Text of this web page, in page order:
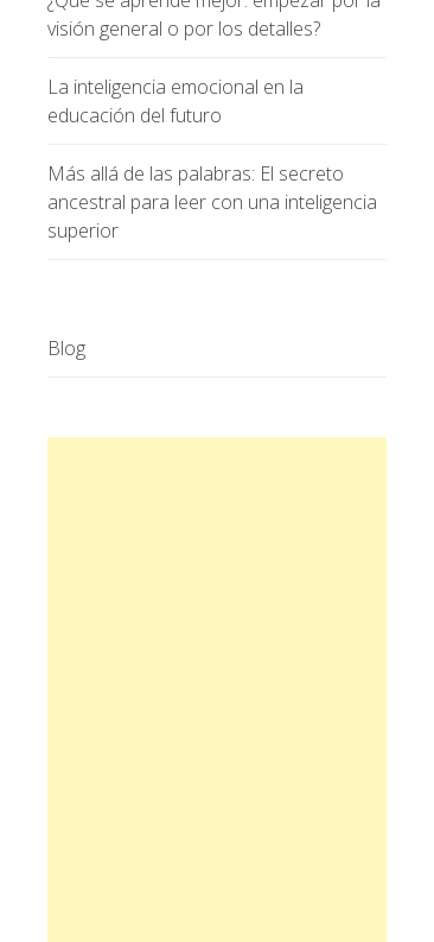
visión general o por los detalles?
La inteligencia emocional en la
educación del futuro
Más allá de las palabras: El secreto
ancestral para leer con una inteligencia
superior
Blog